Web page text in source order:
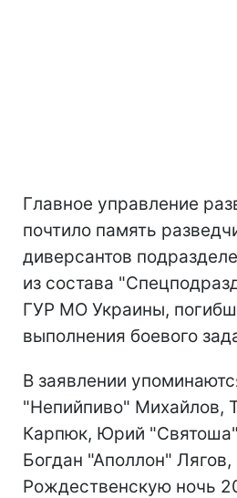
Главное управление
почтило память
диверсантов
из состава
ГУР МО Украины,
выполнения боевого
В заявлении
"Непийпиво" Михайлов,
Карпюк, Юрий
Богдан "Аполлон" Лягов,
Рождественскую ночь